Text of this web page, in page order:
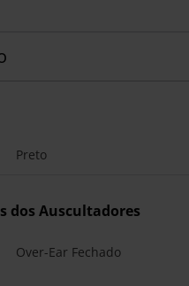
Preto
dos Auscultadores
Over-Ear Fechado